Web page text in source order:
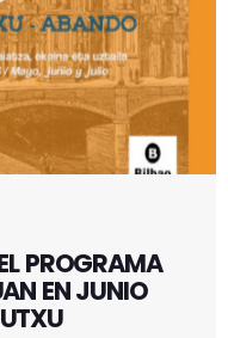
PROGRAMA
EN JUNIO